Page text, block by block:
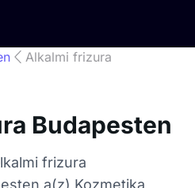
Alkalmi frizura
Budapesten
frizura
a(z) Kozmetika